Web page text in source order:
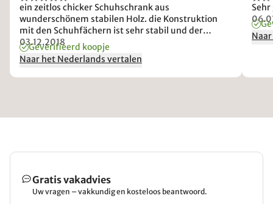
ein zeitlos chicker Schuhschrank aus
wunderschönem stabilen Holz. die Konstruktion
mit den Schuhfächern ist sehr stabil und der
Klappmechanismus funktioniert gut. man muss
nur auf seine Finger aufpassen, für kleinere Kinder
evtl. nicht geeignet. dafür hat man ein sehr
massives Teil, das wahrscheinlich nie
03.12.2018
Geverifieerd koopje
Naar het Nederlands vertalen
Gratis vakadvies
Uw vragen – vakkundig en kosteloos beantwoord.